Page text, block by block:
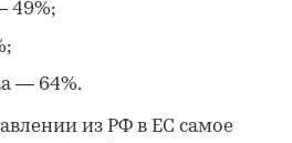
49%;
— 64%.
из РФ в ЕС самое